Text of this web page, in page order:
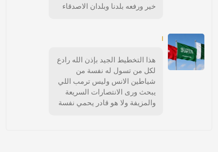
خير ورفعه بلدنا وبلدان الاصدقاء
هذا التخطيط الجيد بإذن الله رادع
لكل من تسول له نفسة من
شياطين الانس وليس ترمب اللي
يبحث ورى الانتصارات السريعة
والمزيفة ولا هو قادر يحمي نفسة